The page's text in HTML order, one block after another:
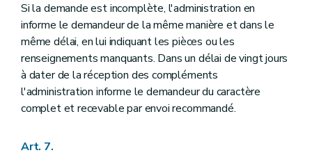
Si la demande est incomplète, l'administration en
informe le demandeur de la même manière et dans le
même délai, en lui indiquant les pièces ou les
renseignements manquants. Dans un délai de vingt jours
à dater de la réception des compléments
l'administration informe le demandeur du caractère
complet et recevable par envoi recommandé.
Art. 7.